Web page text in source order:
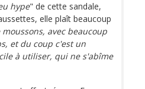
hype" de cette sandale,
elle plaît beaucoup
avec beaucoup
et du coup c'est un
à utiliser, qui ne s'abîme